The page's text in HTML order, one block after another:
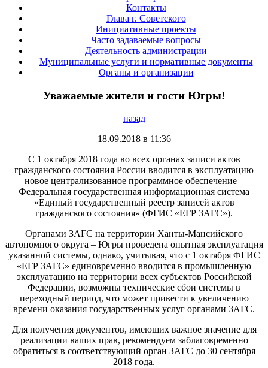
Контакты
Глава г. Советского
Инициативные проекты
Часто задаваемые вопросы
Деятельность администрации
Муниципальные услуги и нормативные документы
Органы и организации
Уважаемые жители и гости Югры!
назад
18.09.2018 в 11:36
С 1 октября 2018 года во всех органах записи актов
гражданского состояния России вводится в эксплуатацию
новое централизованное программное обеспечение –
Федеральная государственная информационная система
«Единый государственный реестр записей актов
гражданского состояния» (ФГИС «ЕГР ЗАГС»).
Органами ЗАГС на территории Ханты-Мансийского
автономного округа – Югры проведена опытная эксплуатация
указанной системы, однако, учитывая, что с 1 октября ФГИС
«ЕГР ЗАГС» единовременно вводится в промышленную
эксплуатацию на территории всех субъектов Российской
Федерации, возможны технические сбои системы в
переходный период, что может привести к увеличению
времени оказания государственных услуг органами ЗАГС.
Для получения документов, имеющих важное значение для
реализации ваших прав, рекомендуем заблаговременно
обратиться в соответствующий орган ЗАГС до 30 сентября
2018 года.